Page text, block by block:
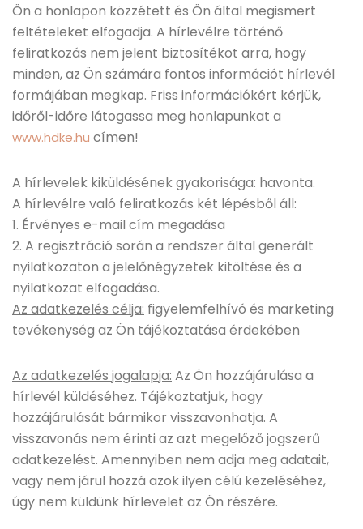
Ön a honlapon közzétett és Ön által megismert
feltételeket elfogadja. A hírlevélre történő
feliratkozás nem jelent biztosítékot arra, hogy
minden, az Ön számára fontos információt hírlevél
formájában megkap. Friss információkért kérjük,
időről-időre látogassa meg honlapunkat a
www.hdke.hu címen!
A hírlevelek kiküldésének gyakorisága: havonta.
A hírlevélre való feliratkozás két lépésből áll:
1. Érvényes e-mail cím megadása
2. A regisztráció során a rendszer által generált
nyilatkozaton a jelelőnégyzetek kitöltése és a
nyilatkozat elfogadása.
Az adatkezelés célja: figyelemfelhívó és marketing
tevékenység az Ön tájékoztatása érdekében
Az adatkezelés jogalapja: Az Ön hozzájárulása a
hírlevél küldéséhez. Tájékoztatjuk, hogy
hozzájárulását bármikor visszavonhatja. A
visszavonás nem érinti az azt megelőző jogszerű
adatkezelést. Amennyiben nem adja meg adatait,
vagy nem járul hozzá azok ilyen célú kezeléséhez,
úgy nem küldünk hírlevelet az Ön részére.